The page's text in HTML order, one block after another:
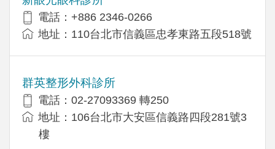
電話：+886 2346-0266
地址：110台北市信義區忠孝東路五段518號
群英整形外科診所
電話：02-27093369 轉250
地址：106台北市大安區信義路四段281號3
樓